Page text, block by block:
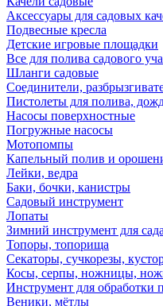
Аксессуары для садовых
Подвесные кресла
Детские игровые площадки
Все для полива садового
Шланги садовые
Соединители,
Пистолеты для полива,
Насосы поверхностные
Погружные насосы
Мотопомпы
Капельный полив и
Лейки, ведра
Баки, бочки, канистры
Садовый инструмент
Лопаты
Зимний инструмент для сада
Топоры, топорища
Секаторы, сучкорезы,
Косы, серпы, ножницы,
Инструмент для обработки
Веники, мётлы